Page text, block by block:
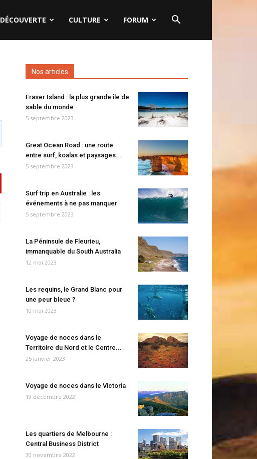
DÉCOUVERTE CULTURE FORUM
Nos articles
Fraser Island : la plus grande île de
sable du monde
5 septembre 2023
Great Ocean Road : une route
entre surf, koalas et paysages...
5 septembre 2023
Surf trip en Australie : les
événements à ne pas manquer
5 septembre 2023
La Péninsule de Fleurieu,
immanquable du South Australia
12 mai 2023
Les requins, le Grand Blanc pour
une peur bleue ?
10 mai 2023
Voyage de noces dans le
Territoire du Nord et le Centre...
25 janvier 2023
Voyage de noces dans le Victoria
19 décembre 2022
Les quartiers de Melbourne :
Central Business District
30 novembre 2022